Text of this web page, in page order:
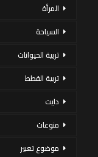
المرأة
السياحة
تربية الحيوانات
تربية القطط
دايت
منوعات
موضوع تعبير